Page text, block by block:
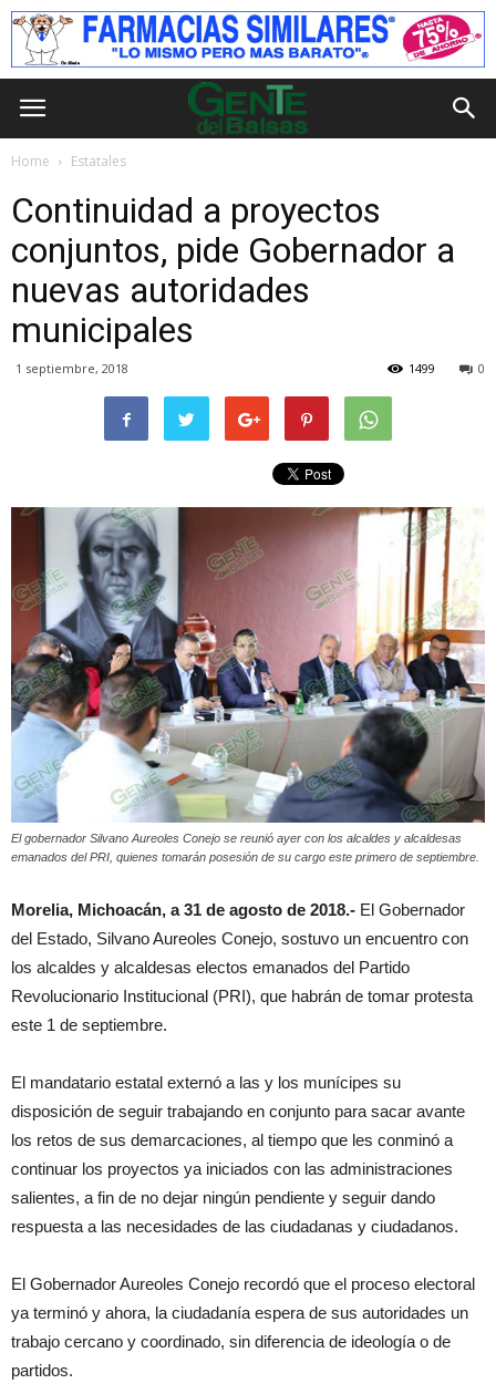
Home Estatales
Continuidad a proyectos
conjuntos, pide Gobernador a
nuevas autoridades
municipales
1 septiembre, 2018 0
1499
El gobernador Silvano Aureoles Conejo se reunió ayer con los alcaldes y alcaldesas
emanados del PRI, quienes tomarán posesión de su cargo este primero de septiembre.
Morelia, Michoacán, a 31 de agosto de 2018.- El Gobernador
del Estado, Silvano Aureoles Conejo, sostuvo un encuentro con
los alcaldes y alcaldesas electos emanados del Partido
Revolucionario Institucional (PRI), que habrán de tomar protesta
este 1 de septiembre.
El mandatario estatal externó a las y los munícipes su
disposición de seguir trabajando en conjunto para sacar avante
los retos de sus demarcaciones, al tiempo que les conminó a
continuar los proyectos ya iniciados con las administraciones
salientes, a fin de no dejar ningún pendiente y seguir dando
respuesta a las necesidades de las ciudadanas y ciudadanos.
El Gobernador Aureoles Conejo recordó que el proceso electoral
ya terminó y ahora, la ciudadanía espera de sus autoridades un
trabajo cercano y coordinado, sin diferencia de ideología o de
partidos.